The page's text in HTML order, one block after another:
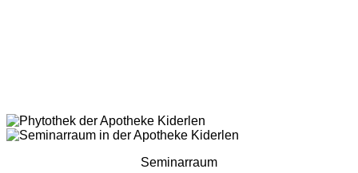
Seminarraum